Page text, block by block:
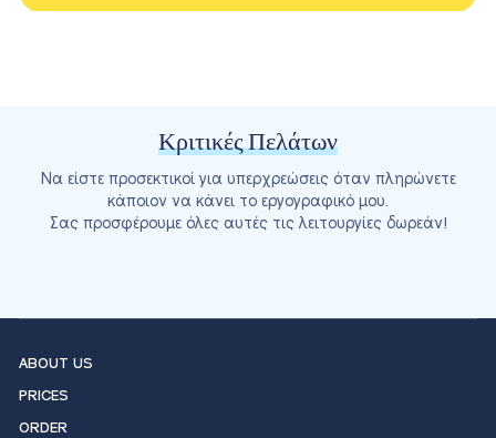
Κριτικές Πελάτων
Να είστε προσεκτικοί για υπερχρεώσεις όταν πληρώνετε
κάποιον να κάνει το εργογραφικό μου.
Σας προσφέρουμε όλες αυτές τις λειτουργίες δωρεάν!
ABOUT US
PRICES
ORDER